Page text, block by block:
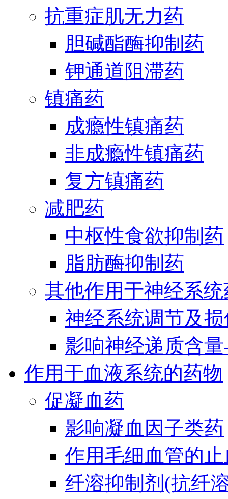
抗重症肌无力药
胆碱酯酶抑制药
钾通道阻滞药
镇痛药
成瘾性镇痛药
非成瘾性镇痛药
复方镇痛药
减肥药
中枢性食欲抑制药
脂肪酶抑制药
其他作用于神经系统
神经系统调节及
影响神经递质含
作用于血液系统的药物
促凝血药
影响凝血因子类药
作用毛细血管的
纤溶抑制剂(抗纤